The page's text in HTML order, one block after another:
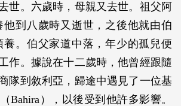
世。六歲時，母親又去世。祖父阿
他到八歲時又逝世，之後他就由伯
養。伯父家道中落，年少的孤兒便
作。據說在十二歲時，他曾經跟隨
隊到敘利亞，歸途中遇見了一位基
Bahira），以後受到他許多影響。